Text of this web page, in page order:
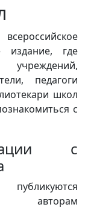
издание, где
учреждений,
педагоги
школ
с
с